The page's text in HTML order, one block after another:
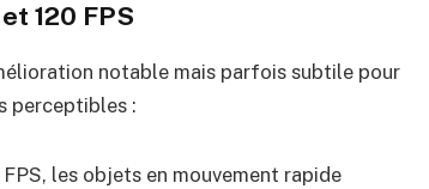
120 FPS
notable mais parfois subtile pour
perceptibles :
FPS, les objets en mouvement rapide